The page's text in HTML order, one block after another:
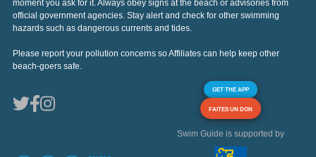
moment you ask for it. Always obey signs at the beach or advisories from
official government agencies. Stay alert and check for other swimming
hazards such as dangerous currents and tides.
Please report your pollution concerns so Affiliates can help keep other
beach-goers safe.
GET THE APP
FAITES UN DON
Swim Guide is supported by